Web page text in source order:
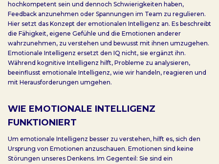
hochkompetent sein und dennoch Schwierigkeiten haben,
Feedback anzunehmen oder Spannungen im Team zu regulieren.
Hier setzt das Konzept der emotionalen Intelligenz an. Es beschreibt
die Fähigkeit, eigene Gefühle und die Emotionen anderer
wahrzunehmen, zu verstehen und bewusst mit ihnen umzugehen.
Emotionale Intelligenz ersetzt den IQ nicht, sie ergänzt ihn.
Während kognitive Intelligenz hilft, Probleme zu analysieren,
beeinflusst emotionale Intelligenz, wie wir handeln, reagieren und
mit Herausforderungen umgehen.
WIE EMOTIONALE INTELLIGENZ
FUNKTIONIERT
Um emotionale Intelligenz besser zu verstehen, hilft es, sich den
Ursprung von Emotionen anzuschauen. Emotionen sind keine
Störungen unseres Denkens. Im Gegenteil: Sie sind ein